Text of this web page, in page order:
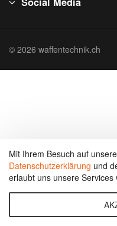
© 2026 waffentechnik.ch
Mit Ihrem Besuch auf
Datenschutzerklärung und
erlaubt uns unsere